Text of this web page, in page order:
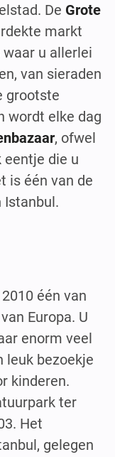
De Grote
markt
u allerlei
van sieraden
grootste
wordt elke dag
, ofwel
eentje die u
is één van de
Istanbul.
één van
Europa. U
enorm veel
leuk bezoekje
kinderen.
ter
Het
gelegen